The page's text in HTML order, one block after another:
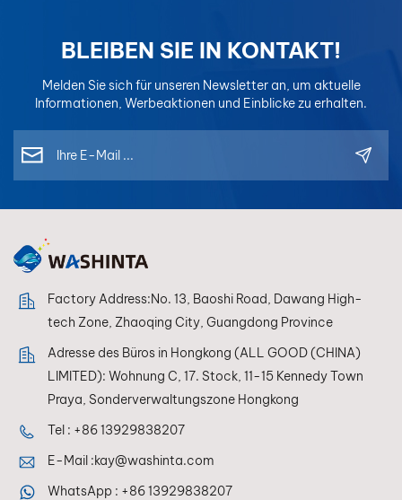
BLEIBEN SIE IN KONTAKT!
Melden Sie sich für unseren Newsletter an, um aktuelle
Informationen, Werbeaktionen und Einblicke zu erhalten.
Factory Address:No. 13, Baoshi Road, Dawang High-
tech Zone, Zhaoqing City, Guangdong Province
Adresse des Büros in Hongkong (ALL GOOD (CHINA)
LIMITED): Wohnung C, 17. Stock, 11-15 Kennedy Town
Praya, Sonderverwaltungszone Hongkong
Tel : +86 13929838207
E-Mail :kay@washinta.com
WhatsApp : +86 13929838207